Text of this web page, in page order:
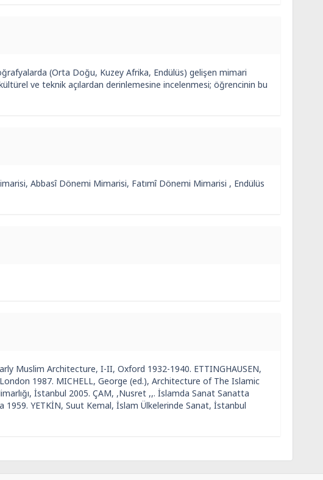
(Orta Doğu, Kuzey Afrika, Endülüs) gelişen mimari
ve teknik açılardan derinlemesine incelenmesi; öğrencinin bu
Abbasî Dönemi Mimarisi, Fatımî Dönemi Mimarisi , Endülüs
Muslim Architecture, I-II, Oxford 1932-1940. ETTINGHAUSEN,
1987. MICHELL, George (ed.), Architecture of The Islamic
İstanbul 2005. ÇAM, ,Nusret ,,. İslamda Sanat Sanatta
YETKİN, Suut Kemal, İslam Ülkelerinde Sanat, İstanbul